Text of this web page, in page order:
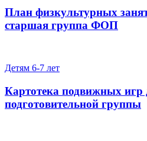
План физкультурных
старшая группа ФОП
Детям 6-7 лет
Картотека подвижных игр
подготовительной группы